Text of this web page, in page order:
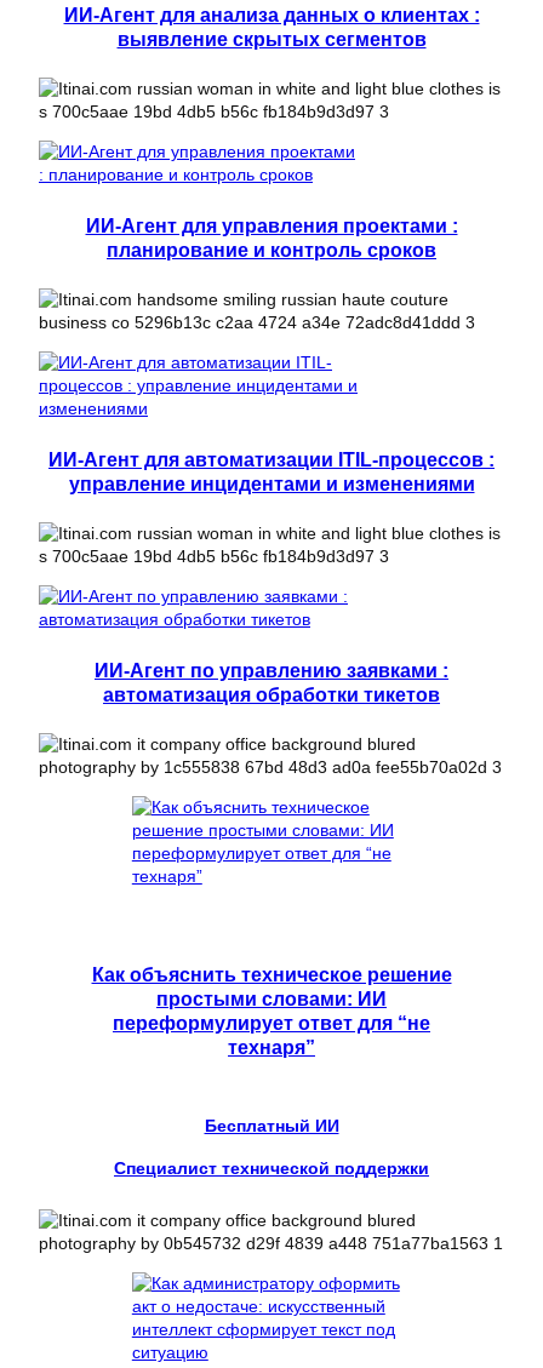
ИИ-Агент для анализа данных о клиентах :
выявление скрытых сегментов
ИИ-Агент для управления проектами :
планирование и контроль сроков
ИИ-Агент для автоматизации ITIL-процессов :
управление инцидентами и изменениями
ИИ-Агент по управлению заявками :
автоматизация обработки тикетов
Как объяснить техническое решение
простыми словами: ИИ
переформулирует ответ для “не
технаря”
Бесплатный ИИ
Специалист технической поддержки